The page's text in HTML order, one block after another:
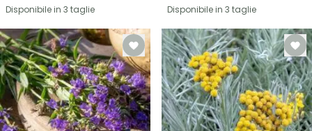
Disponibile in 3 taglie
Disponibile in 3 taglie